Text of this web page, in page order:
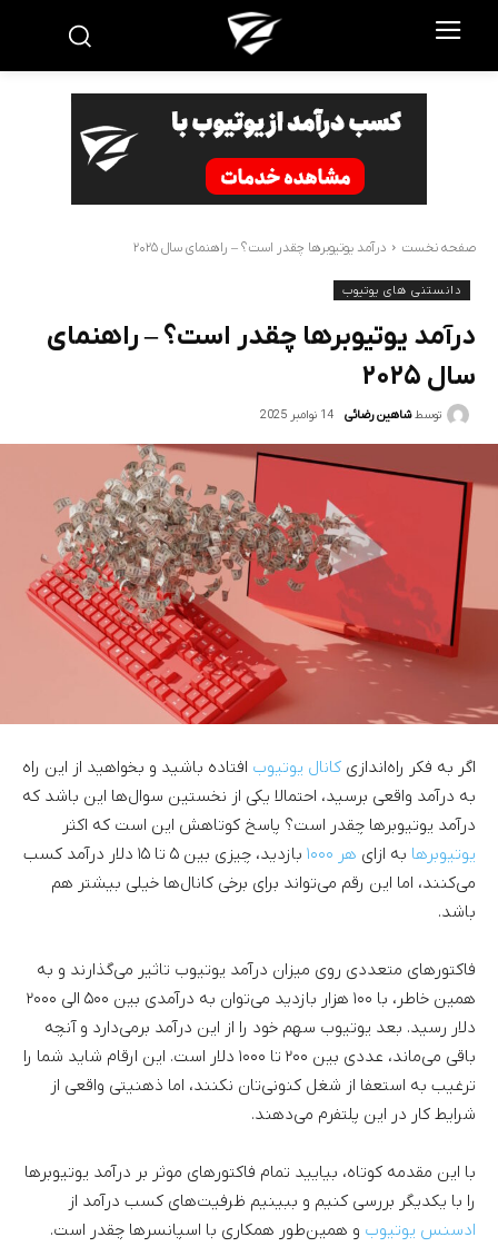
صفحه نخست درآمد یوتیوبرها چقدر است؟ – راهنمای سال ۲۰۲۵
دانستنی های یوتیوب
درآمد یوتیوبرها چقدر است؟ – راهنمای
سال ۲۰۲۵
توسط شاهین رضائی 14 نوامبر 2025
اگر به فکر راه‌اندازی کانال یوتیوب افتاده باشید و بخواهید از این راه
به درآمد واقعی برسید، احتمالا یکی از نخستین سوال‌ها این باشد که
درآمد یوتیوبرها چقدر است؟ پاسخ کوتاهش این است که اکثر
یوتیوبرها به ازای هر ۱۰۰۰
بازدید، چیزی بین ۵ تا ۱۵ دلار درآمد کسب
می‌کنند، اما این رقم می‌تواند برای برخی کانال‌ها خیلی بیشتر هم
باشد.
فاکتورهای متعددی روی میزان درآمد یوتیوب تاثیر می‌گذارند و به
همین خاطر، با ۱۰۰ هزار بازدید می‌توان به درآمدی بین ۵۰۰ الی ۲۰۰۰
دلار رسید. بعد یوتیوب سهم خود را از این درآمد برمی‌دارد و آنچه
باقی می‌ماند، عددی بین ۲۰۰ تا ۱۰۰۰ دلار است. این ارقام شاید شما را
ترغیب به استعفا از شغل کنونی‌تان نکنند، اما ذهنیتی واقعی از
شرایط کار در این پلتفرم می‌دهند.
با این مقدمه کوتاه، بیایید تمام فاکتورهای موثر بر درآمد یوتیوبرها
را با یکدیگر بررسی کنیم و ببینیم ظرفیت‌های کسب درآمد از
ادسنس یوتیوب و همین‌طور همکاری با اسپانسرها چقدر است.